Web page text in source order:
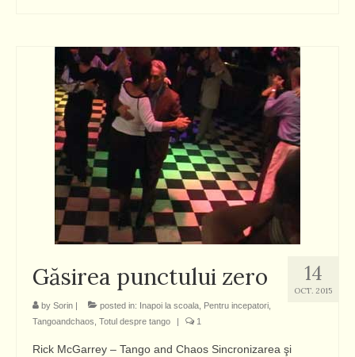
14
OCT. 2015
Găsirea punctului zero
by Sorin posted in: Inapoi la scoala Pentru incepatori
Tangoandchaos Totul despre tango 1
Rick McGarrey – Tango and Chaos Sincronizarea şi